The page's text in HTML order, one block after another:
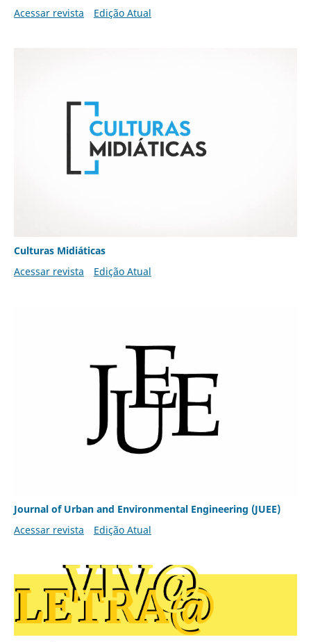
Acessar revista
Edição Atual
Culturas Midiáticas
Acessar revista
Edição Atual
Journal of Urban and Environmental Engineering (JUEE)
Acessar revista
Edição Atual